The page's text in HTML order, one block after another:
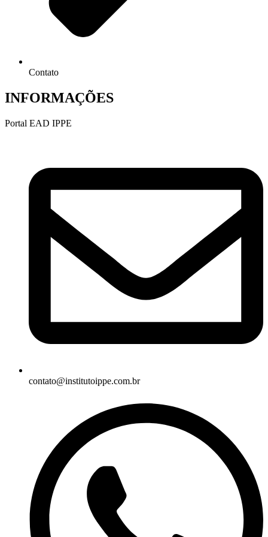
Contato
INFORMAÇÕES
Portal EAD IPPE
contato@institutoippe.com.br